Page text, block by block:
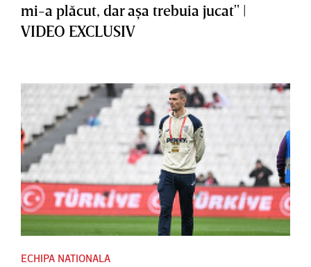
mi-a plăcut, dar aşa trebuia jucat" |
VIDEO EXCLUSIV
ECHIPA NATIONALA